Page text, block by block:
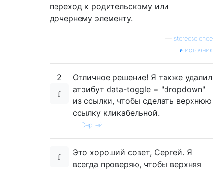
переход к родительскому или
дочернему элементу.
stereoscience
источник
2
Отличное решение! Я также удалил
атрибут data-toggle = "dropdown"
из ссылки, чтобы сделать верхнюю
ссылку кликабельной.
— Сергей
Это хороший совет, Сергей. Я
всегда проверяю, чтобы верхняя